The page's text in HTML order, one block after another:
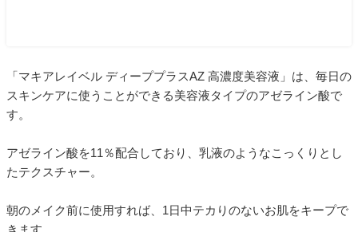
「マキアレイベル ディーププラスAZ 高濃度美容液」は、毎日の
スキンケアに使うことができる美容液タイプのアゼライン酸で
す。
アゼライン酸を11％配合しており、乳液のようなこっくりとし
たテクスチャー。
朝のメイク前に使用すれば、1日中テカりのないお肌をキープで